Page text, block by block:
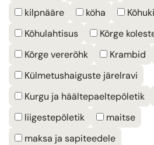
kilpnääre
köha
Kõhulahtisus
Kõrge
Kõrge vererõhk
Krambid
Külmetushaiguste järelravi
Kurgu ja häältepaeltepõletik
liigestepõletik
maitse
maksa ja sapiteedele